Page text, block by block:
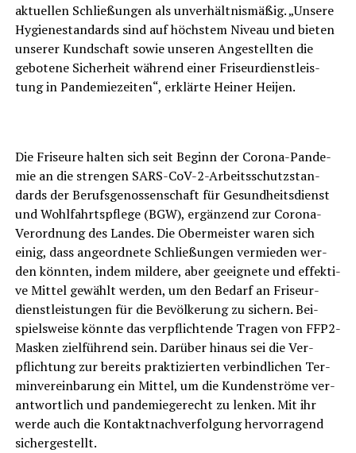
aktu­el­len Schlie­ßun­gen als unver­hält­nis­mä­ßig. „Unse­re
Hygie­ne­stan­dards sind auf höchs­tem Niveau und bie­ten
unse­rer Kund­schaft sowie unse­ren Ange­stell­ten die
gebo­te­ne Sicher­heit wäh­rend einer Fri­seur­dienst­leis­
tung in Pan­de­mie­zei­ten“, erklär­te Hei­ner Heijen.
Die Fri­seu­re hal­ten sich seit Beginn der Coro­na-Pan­de­
mie an die stren­gen SARS-CoV-2-Arbeits­schutz­stan­
dards der Berufs­ge­nos­sen­schaft für Gesund­heits­dienst
und Wohl­fahrts­pfle­ge (BGW), ergän­zend zur Coro­na-
Ver­ord­nung des Lan­des. Die Ober­meis­ter waren sich
einig, dass ange­ord­ne­te Schlie­ßun­gen ver­mie­den wer­
den könn­ten, indem mil­de­re, aber geeig­ne­te und effek­ti­
ve Mit­tel gewählt wer­den, um den Bedarf an Fri­seur­
dienst­leis­tun­gen für die Bevöl­ke­rung zu sichern. Bei­
spiels­wei­se könn­te das ver­pflich­ten­de Tra­gen von FFP2-
Mas­ken ziel­füh­rend sein. Dar­über hin­aus sei die Ver­
pflich­tung zur bereits prak­ti­zier­ten ver­bind­li­chen Ter­
min­ver­ein­ba­rung ein Mit­tel, um die Kun­den­strö­me ver­
ant­wort­lich und pan­de­mie­ge­recht zu len­ken. Mit ihr
wer­de auch die Kon­takt­nach­ver­fol­gung her­vor­ra­gend
sichergestellt.